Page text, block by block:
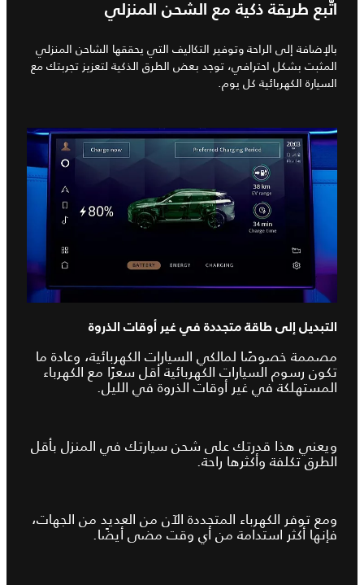
اتّبع طريقة ذكية مع الشحن المنزلي
بالإضافة إلى الراحة وتوفير التكاليف التي يحققها الشاحن المنزلي
المثبت بشكل احترافي، توجد بعض الطرق الذكية لتعزيز تجربتك مع
السيارة الكهربائية كل يوم.
التبديل إلى طاقة متجددة في غير أوقات الذروة
مصممة خصوصًا لمالكي السيارات الكهربائية، وعادة ما
تكون رسوم السيارات الكهربائية أقل سعرًا مع الكهرباء
المستهلكة في غير أوقات الذروة في الليل.
ويعني هذا قدرتك على شحن سيارتك في المنزل بأقل
الطرق تكلفة وأكثرها راحة.
ومع توفر الكهرباء المتجددة الآن من العديد من الجهات،
فإنها أكثر استدامة من أي وقت مضى أيضًا.